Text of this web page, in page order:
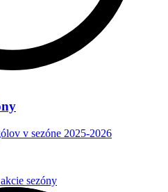
v sezóne 2025-2026